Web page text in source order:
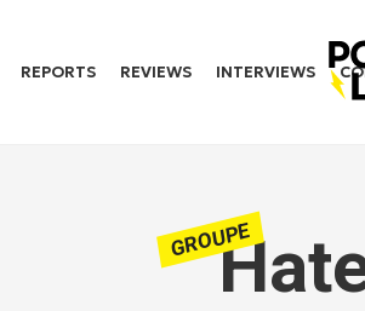
REPORTS REVIEWS INTERVIEWS
GROUPE